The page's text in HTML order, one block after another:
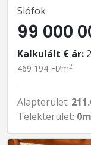
Siófok
99 000
Kalkulált € ár:
469 194 Ft/m2
Alapterület:
Telekterület: 0m